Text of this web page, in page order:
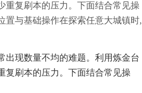
重复刷本的压力。下面结合常见操
置与基础操作在探索任意大城镇时,
出现数量不均的难题。利用炼金台
复刷本的压力。下面结合常见操